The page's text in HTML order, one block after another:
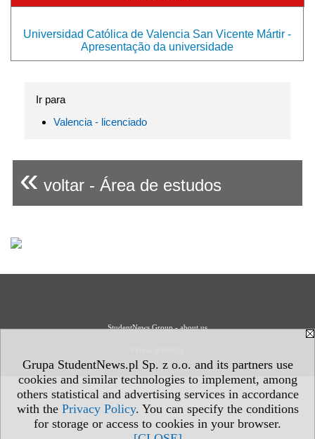
Grupa StudentNews.pl Sp. z o.o. and its partners use
cookies and similar technologies to implement, among
others statistical and advertising services in accordance
with the Privacy Policy. You can specify the conditions
for storage or access to cookies in your browser.
Universidad Católica de Valencia San Vicente Mártir -
Apresentação da universidade
Ir para
Valencia - licenciado
« voltar - Área de estudos
StudentNews Group - about us